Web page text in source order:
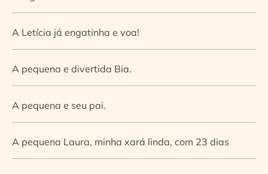
A Letícia já engatinha e voa!
A pequena e divertida Bia.
A pequena e seu pai.
A pequena Laura, minha xará linda, com 23 dias